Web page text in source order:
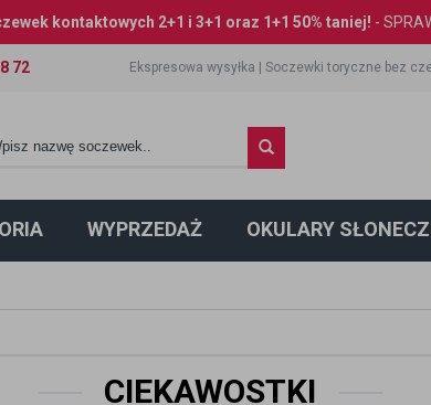
kontaktowych 2+1 i 3+1 oraz 1+1 50% taniej! -
72 Ekspresowa wysyłka |Soczewki toryczne bez
WYPRZEDAŻ OKULARY
CIEKAWOSTKI